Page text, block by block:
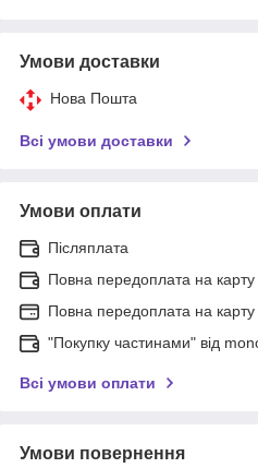
Умови доставки
Нова Пошта
Всі умови доставки
Умови оплати
Післяплата
Повна передоплата на
Повна передоплата на карту
"Покупку частинами" від
Всі умови оплати
Умови повернення